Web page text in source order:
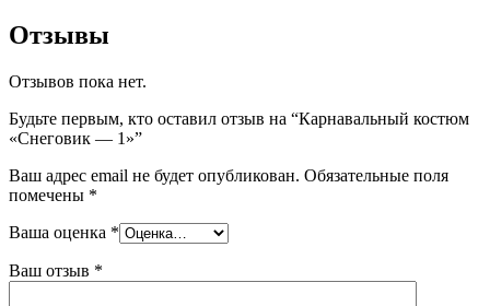
Отзывы
Отзывов пока нет.
Будьте первым, кто оставил отзыв на “Карнавальный костюм
«Снеговик — 1»”
Ваш адрес email не будет опубликован. Обязательные поля
помечены *
Ваша оценка *
Ваш отзыв *